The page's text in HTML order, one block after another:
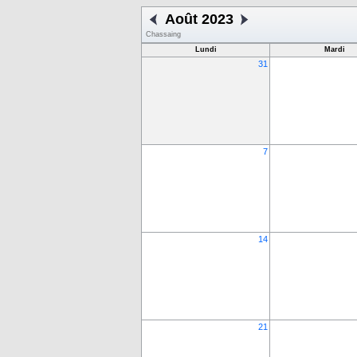
Août 2023
Chassaing
Lundi
Mardi
31
7
14
21